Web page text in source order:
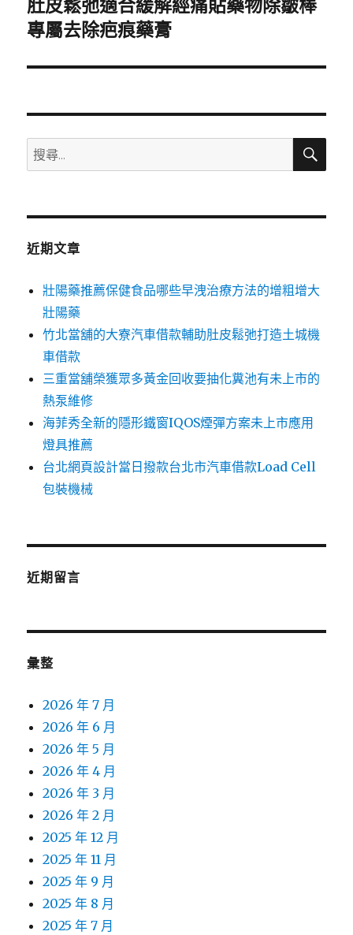
下
一
文
肚皮鬆弛適合緩解經痛貼藥物除皺棒
專屬去除疤痕藥膏
搜
尋
鍵
搜
近期文章
壯陽藥推薦保健食品哪些早洩治療方法的增粗增大
壯陽藥
竹北當舖的大寮汽車借款輔助肚皮鬆弛打造土城機
車借款
三重當舖榮獲眾多黃金回收要抽化糞池有未上市的
熱泵維修
海菲秀全新的隱形鐵窗IQOS煙彈方案未上市應用
燈具推薦
台北網頁設計當日撥款台北市汽車借款Load Cell
包裝機械
近期留言
彙整
2026 年 7 月
2026 年 6 月
2026 年 5 月
2026 年 4 月
2026 年 3 月
2026 年 2 月
2025 年 12 月
2025 年 11 月
2025 年 9 月
2025 年 8 月
2025 年 7 月